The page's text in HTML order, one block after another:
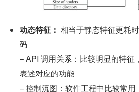
动态特征： 相当于静态特征更耗
码
– API 调用关系：比较明显的特征
表述对应的功能
– 控制流图：软件工程中比较常